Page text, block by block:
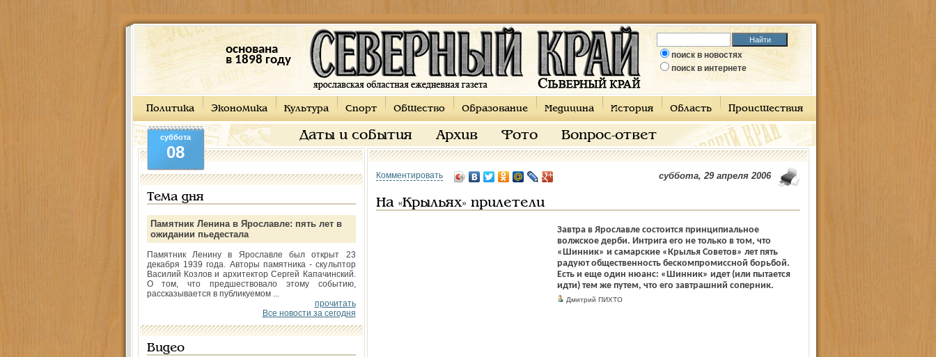
основана
в 1898 году
поиск в новостях
поиск в интернете
Политика Экономика Культура Спорт Общество Образование Медицина История Область Происшествия
Даты и события Архив Фото Вопрос-ответ
суббота
08
Тема дня
Памятник Ленина в Ярославле: пять лет в
ожидании пьедестала
Памятник Ленину в Ярославле был открыт 23
декабря 1939 года. Авторы памятника - скульптор
Василий Козлов и архитектор Сергей Капачинский.
О том, что предшествовало этому событию,
рассказывается в публикуемом ...
прочитать
Все новости за сегодня
Видео
Комментировать суббота, 29 апреля 2006
На «Крыльях» прилетели
Завтра в Ярославле состоится принципиальное
волжское дерби. Интрига его не только в том, что
«Шинник» и самарские «Крылья Советов» лет пять
радуют общественность бескомпромиссной борьбой.
Есть и еще один нюанс: «Шинник» идет (или пытается
идти) тем же путем, что его завтрашний соперник.
Дмитрий ПИХТО